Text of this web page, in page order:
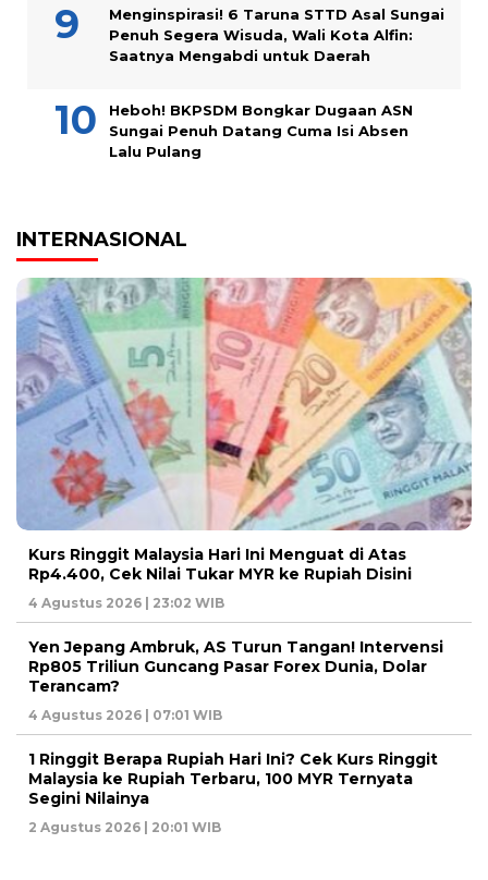
Menginspirasi! 6 Taruna STTD Asal Sungai
Penuh Segera Wisuda, Wali Kota Alfin:
Saatnya Mengabdi untuk Daerah
Heboh! BKPSDM Bongkar Dugaan ASN
Sungai Penuh Datang Cuma Isi Absen
Lalu Pulang
INTERNASIONAL
Kurs Ringgit Malaysia Hari Ini Menguat di Atas
Rp4.400, Cek Nilai Tukar MYR ke Rupiah Disini
4 Agustus 2026 | 23:02 WIB
Yen Jepang Ambruk, AS Turun Tangan! Intervensi
Rp805 Triliun Guncang Pasar Forex Dunia, Dolar
Terancam?
4 Agustus 2026 | 07:01 WIB
1 Ringgit Berapa Rupiah Hari Ini? Cek Kurs Ringgit
Malaysia ke Rupiah Terbaru, 100 MYR Ternyata
Segini Nilainya
2 Agustus 2026 | 20:01 WIB